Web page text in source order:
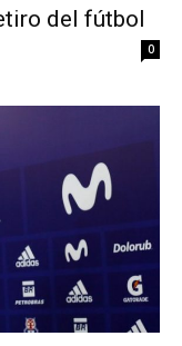
del fútbol
0